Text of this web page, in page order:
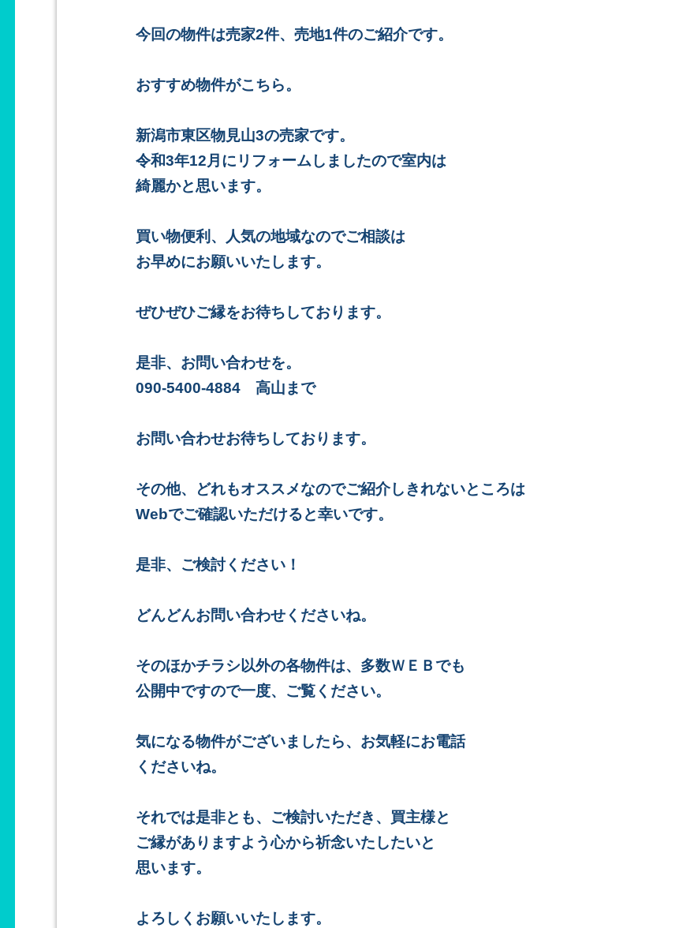
今回の物件は売家2件、売地1件のご紹介です。
おすすめ物件がこちら。
新潟市東区物見山3の売家です。
令和3年12月にリフォームしましたので室内は
綺麗かと思います。
買い物便利、人気の地域なのでご相談は
お早めにお願いいたします。
ぜひぜひご縁をお待ちしております。
是非、お問い合わせを。
090-5400-4884 高山まで
お問い合わせお待ちしております。
その他、どれもオススメなのでご紹介しきれないところは
Webでご確認いただけると幸いです。
是非、ご検討ください！
どんどんお問い合わせくださいね。
そのほかチラシ以外の各物件は、多数ＷＥＢでも
公開中ですので一度、ご覧ください。
気になる物件がございましたら、お気軽にお電話
くださいね。
それでは是非とも、ご検討いただき、買主様と
ご縁がありますよう心から祈念いたしたいと
思います。
よろしくお願いいたします。